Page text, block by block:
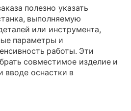
полезно указать
выполняемую
или инструмента,
параметры и
работы. Эти
совместимое изделие и
вводе оснастки в